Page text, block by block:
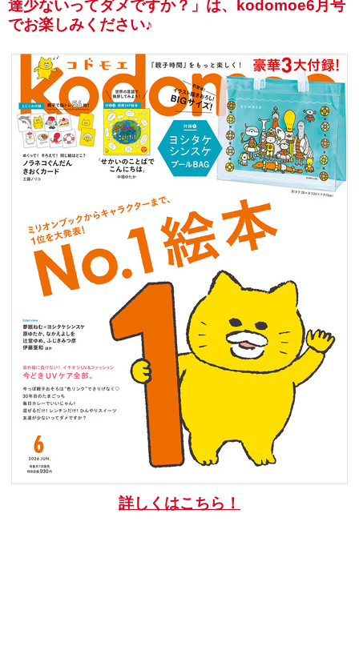
達少ないってダメですか？」は、kodomoe6月号
でお楽しみください♪
詳しくはこちら！